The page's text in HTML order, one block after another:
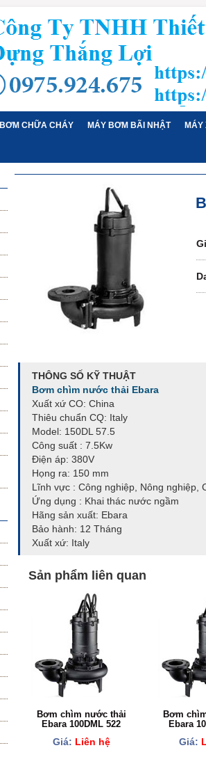
BƠM CHỮA CHÁY MÁY BƠM BÃI NHẬT MÁY
THÔNG SỐ KỸ THUẬT
Bơm chìm nước thải Ebara
Xuất xứ CO: China
Thiêu chuẩn CQ: Italy
Model: 150DL 57.5
Công suất : 7.5Kw
Điện áp: 380V
Họng ra: 150 mm
Lĩnh vực : Công nghiệp, Nông nghiệp,
Ứng dụng : Khai thác nước ngầm
Hãng sản xuất: Ebara
Bảo hành: 12 Tháng
Xuất xứ: Italy
Sản phẩm liên quan
Bơm chìm nước thải
Ebara 100DML 522
Giá: Liên hệ
Bơm
Ebara
Giá: